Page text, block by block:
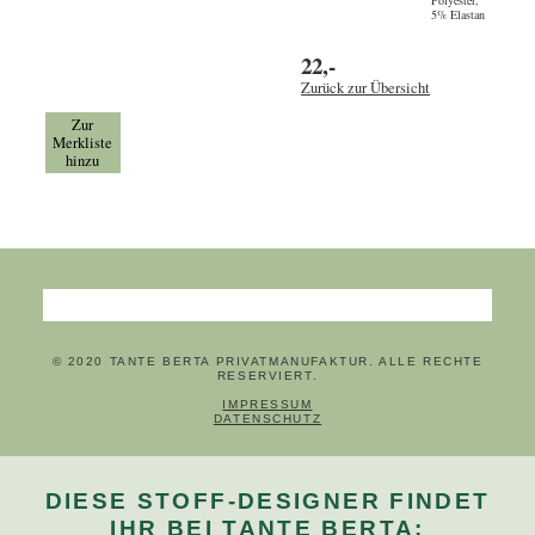
5% Elastan
22,-
Zurück zur Übersicht
Zur
Merkliste
hinzu
Suchbegriffe
© 2020 TANTE BERTA PRIVATMANUFAKTUR. ALLE RECHTE
RESERVIERT.
NAVIGATION ÜBERSPRINGEN
IMPRESSUM
DATENSCHUTZ
DIESE STOFF-DESIGNER FINDET
IHR BEI TANTE BERTA: